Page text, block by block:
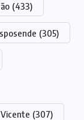
(433)
(305)
Vicente (307)